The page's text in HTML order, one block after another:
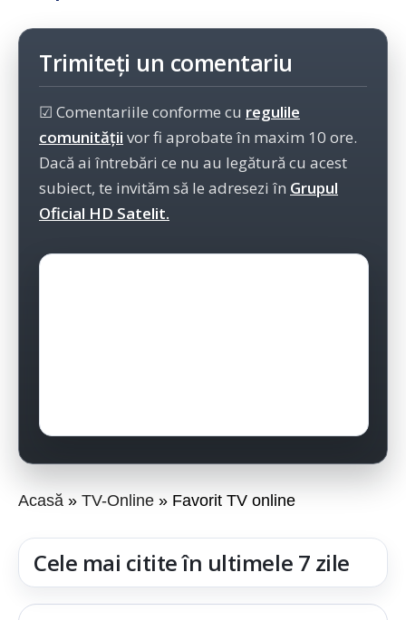
Trimiteți un comentariu
☑ Comentariile conforme cu regulile
comunității vor fi aprobate în maxim 10 ore.
Dacă ai întrebări ce nu au legătură cu acest
subiect, te invităm să le adresezi în Grupul
Oficial HD Satelit.
Acasă TV-Online Favorit TV online
Cele mai citite în ultimele 7 zile